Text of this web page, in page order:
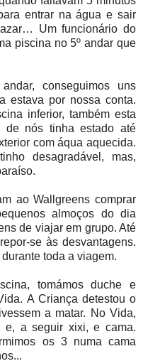
entrar na água e sair
Um funcionário do
piscina no 5º andar que
conseguimos uns
estava por nossa conta.
inferior, também esta
de nós tinha estado até
com áqua aquecida.
desagradável, mas,
ao Wallgreens comprar
almoços do dia
de viajar em grupo. Até
se às desvantagens.
toda a viagem.
tomámos duche e
A Criança detestou o
a matar. No Vida,
e, a seguir xixi, e cama.
os 3 numa cama